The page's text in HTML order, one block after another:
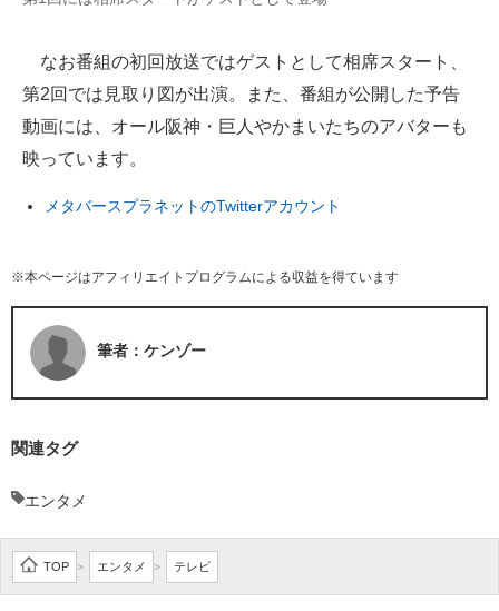
なお番組の初回放送ではゲストとして相席スタート、
第2回では見取り図が出演。また、番組が公開した予告
動画には、オール阪神・巨人やかまいたちのアバターも
映っています。
メタバースプラネットのTwitterアカウント
※本ページはアフィリエイトプログラムによる収益を得ています
筆者：ケンゾー
関連タグ
エンタメ
TOP > エンタメ > テレビ